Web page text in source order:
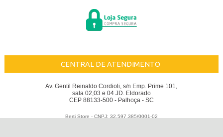
CENTRAL DE ATENDIMENTO
Av. Gentil Reinaldo Cordioli, s/n Emp. Prime 101,
sala 02,03 e 04 JD. Eldorado
CEP 88133-500 - Palhoça - SC
Berti Store - CNPJ: 32.597.385/0001-02